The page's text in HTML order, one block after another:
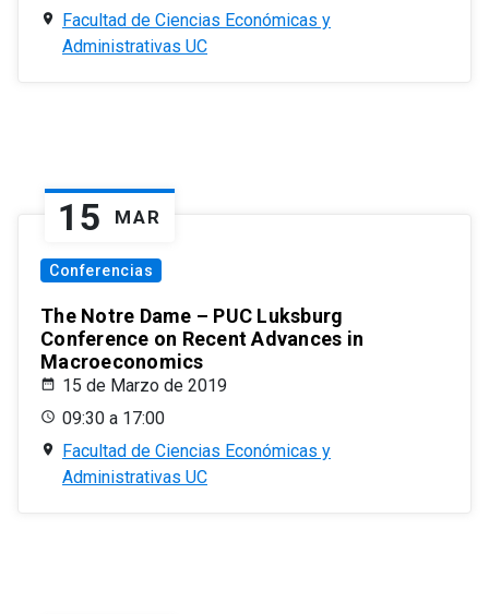
Facultad de Ciencias Económicas y
Administrativas UC
15 MAR
Conferencias
The Notre Dame – PUC Luksburg
Conference on Recent Advances in
Macroeconomics
15 de Marzo de 2019
09:30 a 17:00
Facultad de Ciencias Económicas y
Administrativas UC